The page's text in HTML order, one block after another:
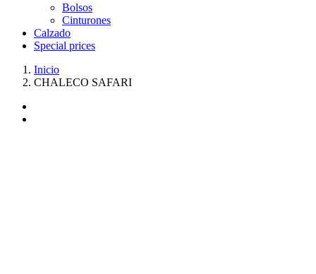
Bolsos
Cinturones
Calzado
Special prices
Inicio
CHALECO SAFARI